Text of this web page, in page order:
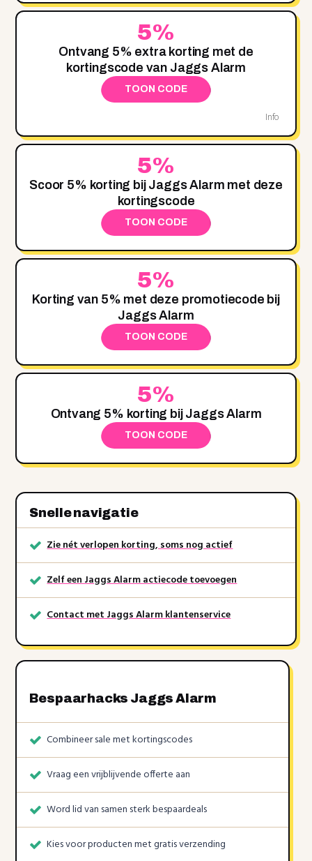
5%
Ontvang 5% extra korting met de
kortingscode van Jaggs Alarm
TOON CODE
Info
5%
Scoor 5% korting bij Jaggs Alarm met deze
kortingscode
TOON CODE
5%
Korting van 5% met deze promotiecode bij
Jaggs Alarm
TOON CODE
5%
Ontvang 5% korting bij Jaggs Alarm
TOON CODE
Snelle navigatie
Zie nét verlopen korting, soms nog actief
Zelf een Jaggs Alarm actiecode toevoegen
Contact met Jaggs Alarm klantenservice
Bespaarhacks Jaggs Alarm
Combineer sale met kortingscodes
Vraag een vrijblijvende offerte aan
Word lid van samen sterk bespaardeals
Kies voor producten met gratis verzending